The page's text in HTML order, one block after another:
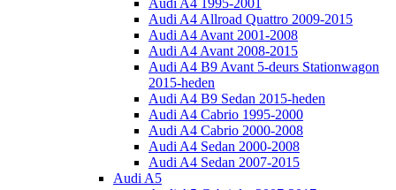
Audi A4 1995-2001
Audi A4 Allroad Quattro 2009-2015
Audi A4 Avant 2001-2008
Audi A4 Avant 2008-2015
Audi A4 B9 Avant 5-deurs Stationwagon
2015-heden
Audi A4 B9 Sedan 2015-heden
Audi A4 Cabrio 1995-2000
Audi A4 Cabrio 2000-2008
Audi A4 Sedan 2000-2008
Audi A4 Sedan 2007-2015
Audi A5